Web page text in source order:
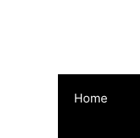
Home